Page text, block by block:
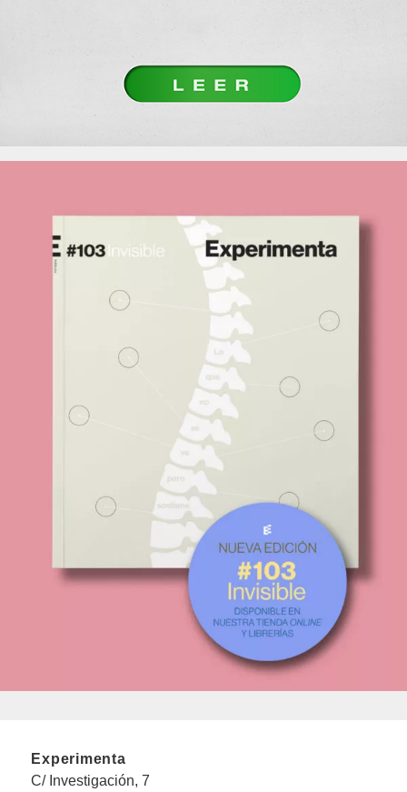
Experimenta
C/ Investigación, 7